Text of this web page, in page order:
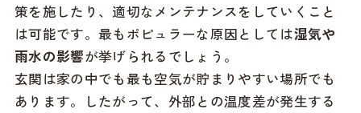
策を施したり、適切なメンテナンスをしていくこと
は可能です。最もポピュラーな原因としては湿気や
雨水の影響が挙げられるでしょう。
玄関は家の中でも最も空気が貯まりやすい場所でも
あります。したがって、外部との温度差が発生する